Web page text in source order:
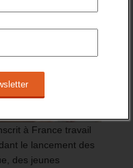
à France travail
le lancement des
des jeunes